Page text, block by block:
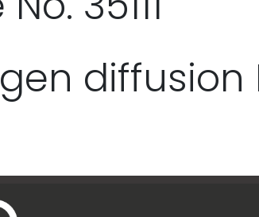
diffusion